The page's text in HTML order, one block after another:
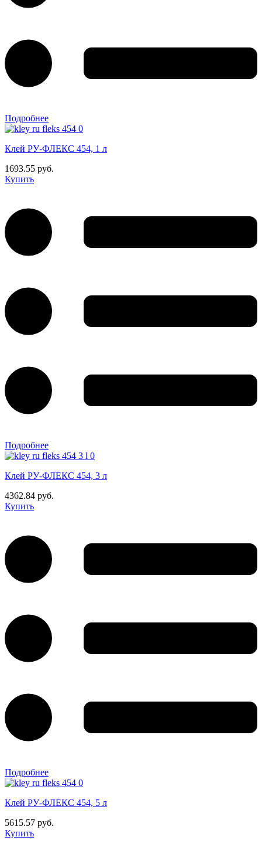
Подробнее
Клей РУ-ФЛЕКС 454, 1 л
1693.55 руб.
Купить
Подробнее
Клей РУ-ФЛЕКС 454, 3 л
4362.84 руб.
Купить
Подробнее
Клей РУ-ФЛЕКС 454, 5 л
5615.57 руб.
Купить